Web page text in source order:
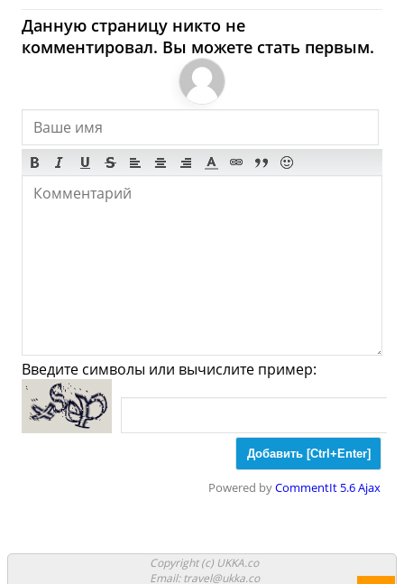
Эпштайн - Где купить?
Магазины, Шоппинг
Продукты
Булочные
Супермаркеты
Торговые Центры
Мода
сходить?
Музеи
Мечети
Храмы
Ночные клубы
Казино
Боулинг
Данную страницу никто не
комментировал. Вы можете стать первым.
Введите символы или вычислите пример:
Powered byCommentIt 5.6 Ajax
Copyright (c) UKKA.co
Email: travel@ukka.co